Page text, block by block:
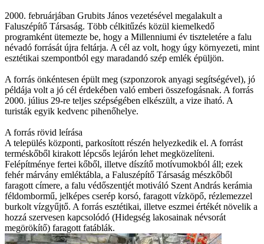
2000. februárjában Grubits János vezetésével megalakult a
Faluszépítő Társaság. Több célkitűzés közül kiemelkedő
programként ütemezte be, hogy a Millenniumi év tiszteletére a falu
névadó forrását újra feltárja. A cél az volt, hogy úgy környezeti, mint
esztétikai szempontból egy maradandó szép emlék épüljön.
A forrás önkéntesen épült meg (szponzorok anyagi segítségével), jó
példája volt a jó cél érdekében való emberi összefogásnak. A forrás
2000. július 29-re teljes szépségében elkészült, a vize iható. A
turisták egyik kedvenc pihenőhelye.
A forrás rövid leírása
A település központi, parkosított részén helyezkedik el. A forrást
terméskőből kirakott lépcsős lejárón lehet megközelíteni.
Felépítménye fertei kőből, illetve díszítő motívumokból áll; ezek
fehér márvány emléktábla, a Faluszépítő Társaság mészkőből
faragott címere, a falu védőszentjét motiváló Szent András kerámia
féldombormű, jelképes cserép korsó, faragott vízköpő, rézlemezzel
burkolt vízgyűjtő. A forrás esztétikai, illetve eszmei értékét növelik a
hozzá szervesen kapcsolódó (Hidegség lakosainak névsorát
megörökítő) faragott fatáblák.